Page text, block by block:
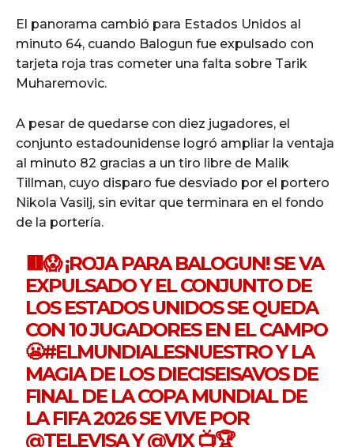
El panorama cambió para Estados Unidos al
minuto 64, cuando Balogun fue expulsado con
tarjeta roja tras cometer una falta sobre Tarik
Muharemovic.
A pesar de quedarse con diez jugadores, el
conjunto estadounidense logró ampliar la ventaja
al minuto 82 gracias a un tiro libre de Malik
Tillman, cuyo disparo fue desviado por el portero
Nikola Vasilj, sin evitar que terminara en el fondo
de la portería.
🟥😱 ¡ROJA PARA BALOGUN! SE VA
EXPULSADO Y EL CONJUNTO DE
LOS ESTADOS UNIDOS SE QUEDA
CON 10 JUGADORES EN EL CAMPO
😬#ELMUNDIALESNUESTROY LA
MAGIA DE LOS DIECISEISAVOS DE
FINAL DE LA COPA MUNDIAL DE
LA FIFA 2026 SE VIVE POR
@TELEVISAY@VIX📺🏆